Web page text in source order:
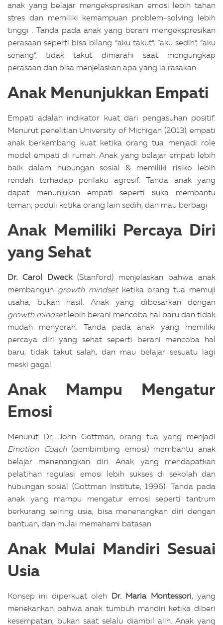
anak yang belajar mengekspresikan emosi lebih tahan
stres dan memiliki kemampuan problem-solving lebih
tinggi . Tanda pada anak yang berani mengekspresikan
perasaan seperti bisa bilang “aku takut”, “aku sedih”, “aku
senang”,tidak takut dimarahi saat mengungkap
perasaan dan bisa menjelaskan apa yang ia rasakan.
Anak Menunjukkan Empati
Empati adalah indikator kuat dari pengasuhan positif.
Menurut penelitian University of Michigan (2013), empati
anak berkembang kuat ketika orang tua menjadi role
model empati di rumah. Anak yang belajar empati lebih
baik dalam hubungan sosial & memiliki risiko lebih
rendah terhadap perilaku agresif. Tanda anak yang
dapat menunjukan empati sepertisuka membantu
teman, peduli ketika orang lain sedih, dan mau berbagi
Anak Memiliki Percaya Diri
yang Sehat
Dr. Carol Dweck(Stanford) menjelaskan bahwa anak
membangun growth mindsetketika orang tua memuji
usaha, bukan hasil. Anak yang dibesarkan dengan
growth mindsetlebih berani mencoba hal baru dan tidak
mudah menyerah. Tanda pada anak yang memiliki
percaya diri yang sehat seperti berani mencoba hal
baru, tidak takut salah, dan mau belajar sesuatu lagi
meski gagal
Anak Mampu Mengatur
Emosi
Menurut Dr. John Gottman, orang tua yang menjadi
Emotion Coach(pembimbing emosi) membantu anak
belajar menenangkan diri. Anak yang mendapatkan
pelatihan regulasi emosi lebih sukses di sekolah dan
hubungan sosial (Gottman Institute, 1996). Tanda pada
anak yang mampu mengatur emosi seperti tantrum
berkurang seiring usia, bisa menenangkan diri dengan
bantuan, dan mulai memahami batasan
Anak Mulai Mandiri Sesuai
Usia
Konsep ini diperkuat oleh Dr. Maria Montessori, yang
menekankan bahwa anak tumbuh mandiri ketika diberi
kesempatan, bukan saat selalu diambil alih. Anak yang